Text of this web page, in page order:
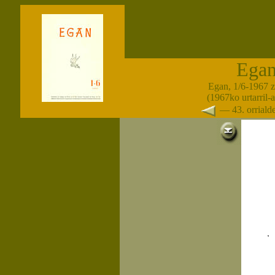
Egan, 1/6-1967
(1967ko urtarril-
— 43.